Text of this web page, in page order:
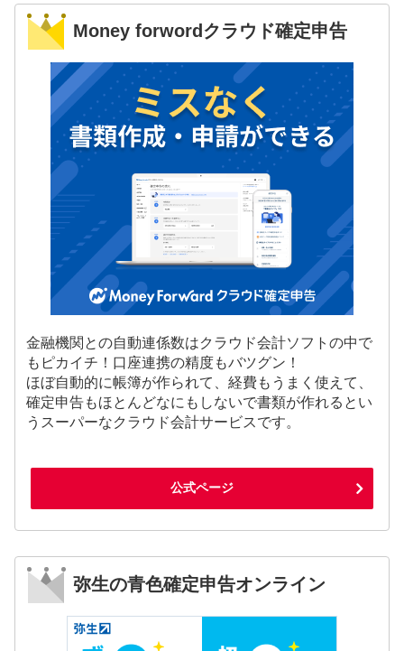
Money forwordクラウド確定申告
金融機関との自動連係数はクラウド会計ソフトの中で
もピカイチ！口座連携の精度もバツグン！
ほぼ自動的に帳簿が作られて、経費もうまく使えて、
確定申告もほとんどなにもしないで書類が作れるとい
うスーパーなクラウド会計サービスです。
公式ページ
弥生の青色確定申告オンライン